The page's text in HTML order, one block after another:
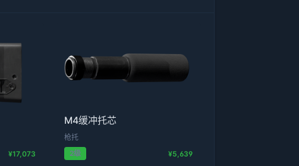
¥17,073
M4缓冲托芯
枪托
2级
¥5,639